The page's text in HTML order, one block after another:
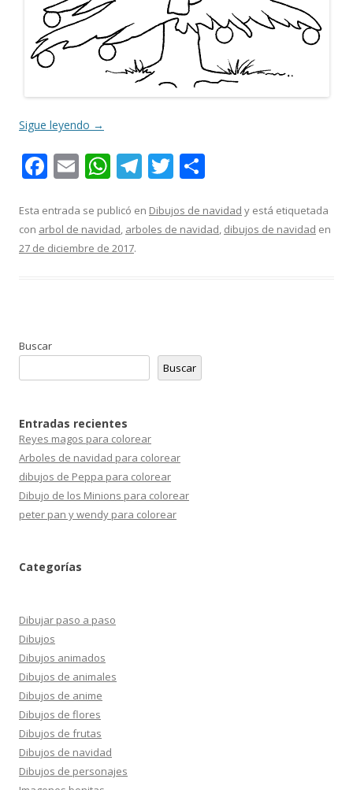
Sigue leyendo →
F
e
b
E
ai
l
W
at
s
T
e
gr
T
itt
er
m
p
Esta entrada se publicó en Dibujos de navidad y está etiquetada
con arbol de navidad, arboles de navidad, dibujos de navidad en
27 de diciembre de 2017.
Buscar
Buscar
Entradas recientes
Reyes magos para colorear
Arboles de navidad para colorear
dibujos de Peppa para colorear
Dibujo de los Minions para colorear
peter pan y wendy para colorear
Categorías
Dibujar paso a paso
Dibujos
Dibujos animados
Dibujos de animales
Dibujos de anime
Dibujos de flores
Dibujos de frutas
Dibujos de navidad
Dibujos de personajes